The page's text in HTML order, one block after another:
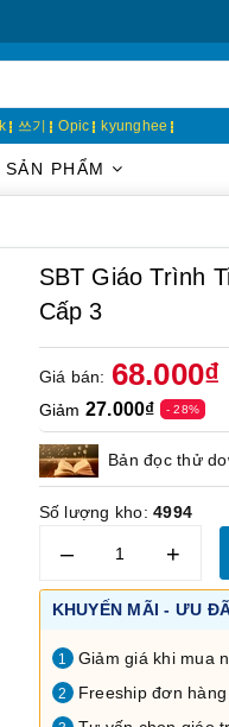
쓰기 Opic kyunghee
SẢN PHẨM
SBT Giáo Trình
Cấp 3
Giá bán: 68.000₫
Giảm 27.000₫ - 28%
Bản đọc thử
Số lượng kho:4994
– +
KHUYẾN MÃI - ƯU
1 Giảm giá khi mua
2 Freeship đơn hàng